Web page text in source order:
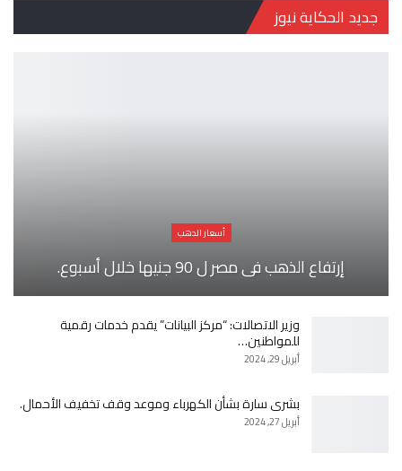
جديد الحكاية نيوز
أسعار الدهب
إرتفاع الذهب فى مصر ل 90 جنيها خلال أسبوع.
وزير الاتصالات: “مركز البيانات” يقدم خدمات رقمية
للمواطنين…
أبريل 29, 2024
بشرى سارة بشأن الكهرباء وموعد وقف تخفيف الأحمال.
أبريل 27, 2024